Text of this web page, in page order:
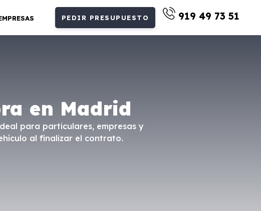
PEDIR PRESUPUESTO 919 49 73 51
en Madrid
para particulares, empresas y
al finalizar el contrato.